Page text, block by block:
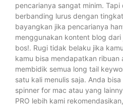
pencarianya sangat minim.
berbanding lurus dengan
bayangkan jika pencarianya
menggunakan kontent blog
bos!. Rugi tidak belaku jika
kamu bisa mendapatkan ribuan
membidik semua long tail
satu kali menulis saja. Anda
spinner for mac atau yang
PRO lebih kami